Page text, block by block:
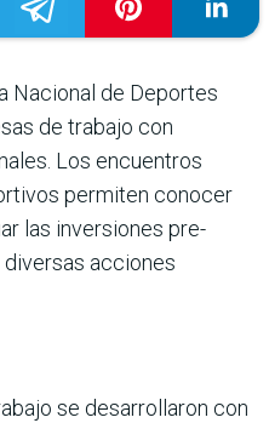
Nacional de Deportes
de trabajo con
Los encuen­tros
permiten cono­cer
las inversiones pre­
acciones
se desarrollaron con